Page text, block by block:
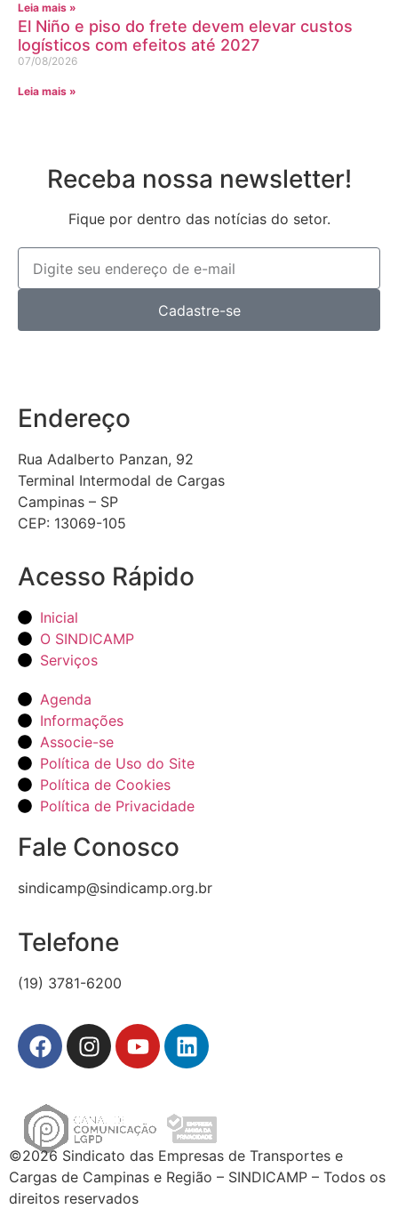
Leia mais »
El Niño e piso do frete devem elevar custos
logísticos com efeitos até 2027
07/08/2026
Leia mais »
Receba nossa newsletter!
Fique por dentro das notícias do setor.
Cadastre-se
Endereço
Rua Adalberto Panzan, 92
Terminal Intermodal de Cargas
Campinas – SP
CEP: 13069-105
Acesso Rápido
Inicial
O SINDICAMP
Serviços
Agenda
Informações
Associe-se
Política de Uso do Site
Política de Cookies
Política de Privacidade
Fale Conosco
sindicamp@sindicamp.org.br
Telefone
(19) 3781-6200
©2026 Sindicato das Empresas de Transportes e
Cargas de Campinas e Região – SINDICAMP – Todos os
direitos reservados